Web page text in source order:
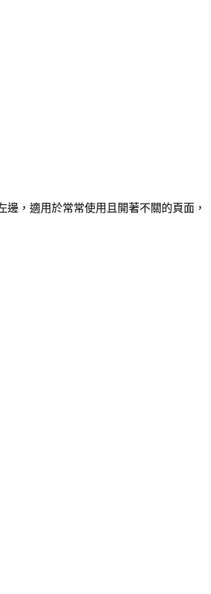
邊，適用於常常使用且開著不關的頁面，